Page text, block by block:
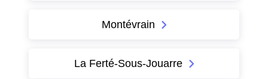
Montévrain
La Ferté-Sous-Jouarre